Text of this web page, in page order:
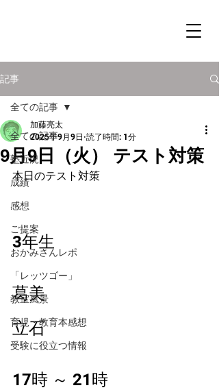
記事
全ての記事
塾近況
成績
感想
ご提案
おかみさんレポ
「レッツゴー」
教室風景
育児・教育本感想
受験に役立つ情報
全ての記事
9月9日（火） テスト対策
加藤亮太
2025年9月9日 読了時間: 1分
本日のテスト対策
3年生
葛美
立石
17時 ～ 21時